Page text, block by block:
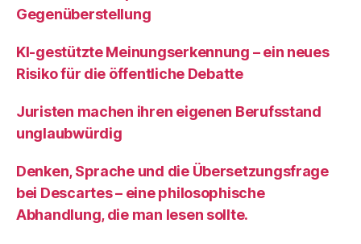
Gegenüberstellung
KI‑gestützte Meinungserkennung – ein neues
Risiko für die öffentliche Debatte
Juristen machen ihren eigenen Berufsstand
unglaubwürdig
Denken, Sprache und die Übersetzungsfrage
bei Descartes – eine philosophische
Abhandlung, die man lesen sollte.